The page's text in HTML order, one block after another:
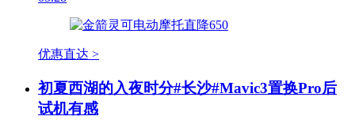
优惠直达 >
初夏西湖的入夜时分#长沙#Mavic3置换Pro后
试机有感